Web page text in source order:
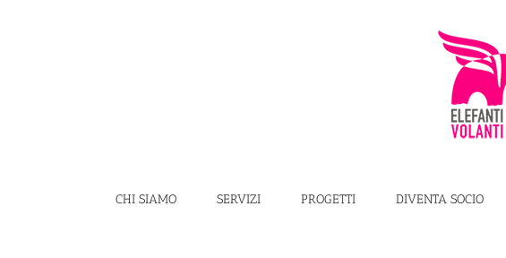
CHI SIAMO SERVIZI PROGETTI DIVENTA SOCIO